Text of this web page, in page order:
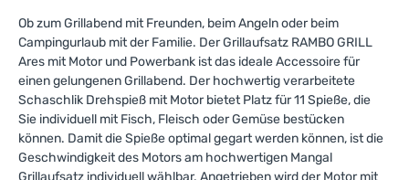
Ob zum Grillabend mit Freunden, beim Angeln oder beim
Campingurlaub mit der Familie. Der Grillaufsatz RAMBO GRILL
Ares mit Motor und Powerbank ist das ideale Accessoire für
einen gelungenen Grillabend. Der hochwertig verarbeitete
Schaschlik Drehspieß mit Motor bietet Platz für 11 Spieße, die
Sie individuell mit Fisch, Fleisch oder Gemüse bestücken
können. Damit die Spieße optimal gegart werden können, ist die
Geschwindigkeit des Motors am hochwertigen Mangal
Grillaufsatz individuell wählbar. Angetrieben wird der Motor mit